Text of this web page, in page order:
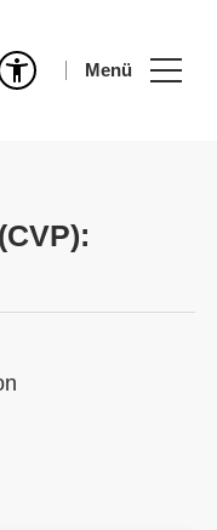
Menü